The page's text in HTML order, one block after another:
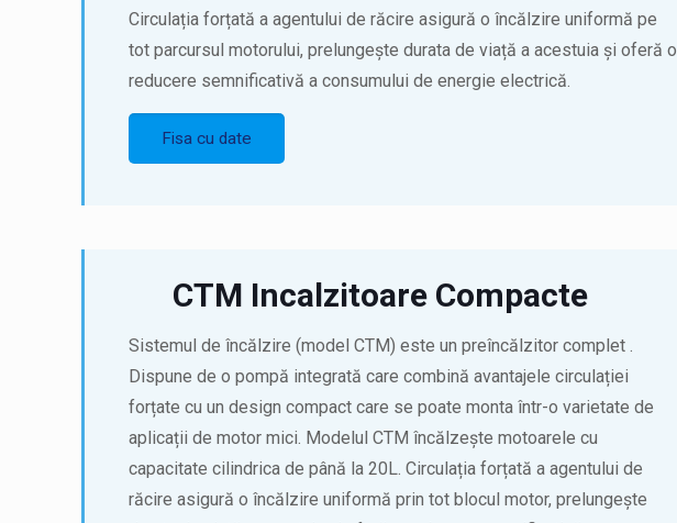
Circulația forțată a agentului de răcire asigură o încălzire uniformă pe
tot parcursul motorului, prelungește durata de viață a acestuia și oferă o
reducere semnificativă a consumului de energie electrică.
Fisa cu date
CTM Incalzitoare Compacte
Sistemul de încălzire (model CTM) este un preîncălzitor complet .
Dispune de o pompă integrată care combină avantajele circulației
forțate cu un design compact care se poate monta într-o varietate de
aplicații de motor mici. Modelul CTM încălzește motoarele cu
capacitate cilindrica de până la 20L. Circulația forțată a agentului de
răcire asigură o încălzire uniformă prin tot blocul motor, prelungește